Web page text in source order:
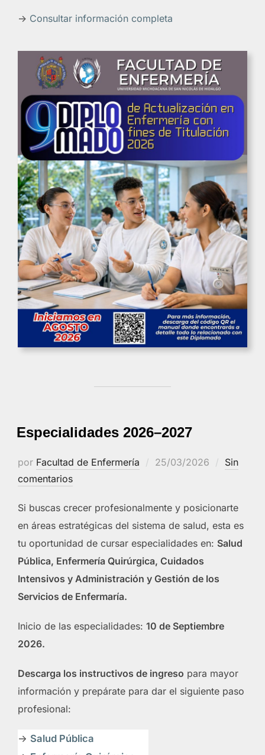
-> Consultar información completa
Especialidades 2026–2027
por Facultad de Enfermería
Publicado
25/03/2026
Sin
comentarios
Si buscas crecer profesionalmente y posicionarte
en áreas estratégicas del sistema de salud, esta es
tu oportunidad de cursar especialidades en: Salud
Pública, Enfermería Quirúrgica, Cuidados
Intensivos y Administración y Gestión de los
Servicios de Enfermaría.
Inicio de las especialidades: 10 de Septiembre
2026.
Descarga los instructivos de ingreso para mayor
información y prepárate para dar el siguiente paso
profesional:
-> Salud Pública